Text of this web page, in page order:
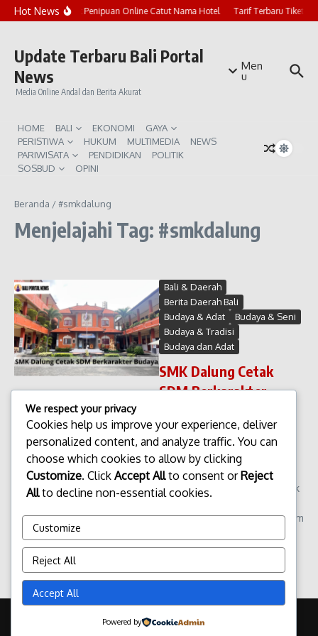
Lewati ke konten
Hot NewsMarak Penipuan Online Catut Nama Hotel Tarif Terbaru Tiket
Update Terbaru Bali Portal
News
Media Online Andal dan Berita Akurat
Men
u
HOME BALI EKONOMI
GAYA
PERISTIWA
HUKUM MULTIMEDIA
NEWS
PARIWISATA
PENDIDIKAN
POLITIK
SOSBUD
OPINI
Beranda /#smkdalung
Menjelajahi Tag: #smkdalung
Bali & Daerah
Berita Daerah Bali
Budaya & Adat
Budaya & Seni
Budaya & Tradisi
Budaya dan Adat
SMK Dalung Cetak
SDM Berkarakter
SMK Dalung Cetak SDM
Berkarakter Budaya Sekolah
Menengah Kejuruan (SMK)
Dalung terus menunjukkan
komitmennya dalam mencetak
yang tidak hanya unggul dalam
admin Maret 8, 2026
Read More
Copyright © 2026 Update Terbaru Bali Portal News | Powered by
We respect your privacy
Cookies help us improve your experience, deliver
personalized content, and analyze traffic. You can
choose which cookies to allow by clicking
Customize. Click Accept Allto consent orReject
Allto decline non-essential cookies.
Customize
Reject All
Accept All
Powered by